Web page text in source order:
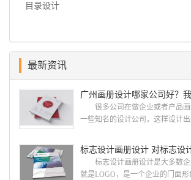
目录设计
最新资讯
很多公司在做企业或者产品画
一些知名的设计公司，这样设计
就给大家说说广州画册设计找
册设计哪家公司好？本地人都会
计 广州古柏品牌设计有限公司
标志设计画册设计 对标志设
标志设计画册设计是大多数企
就是LOGO，是一个企业的门面